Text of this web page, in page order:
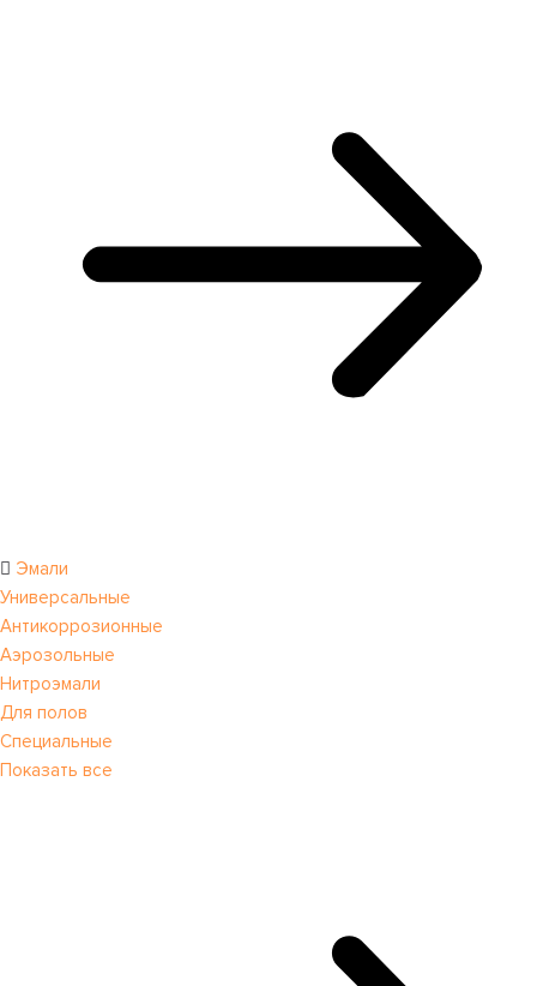
Эмали
Универсальные
Антикоррозионные
Аэрозольные
Нитроэмали
Для полов
Специальные
Показать все